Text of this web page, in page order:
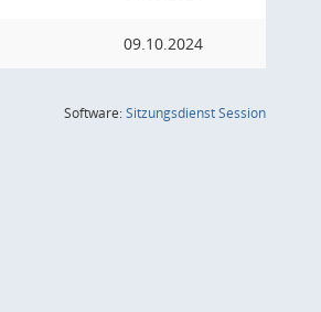
09.10.2024
Software:SitzungsdienstSession(Wird in